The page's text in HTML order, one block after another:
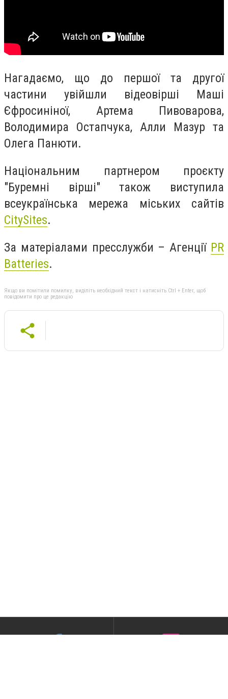
Нагадаємо, що до першої та другої
частини увійшли відеовірші Маші
Єфросиніної, Артема Пивоварова,
Володимира Остапчука, Алли Мазур та
Олега Панюти.
Національним партнером проєкту
"Буремні вірші" також виступила
всеукраїнська мережа міських сайтів
CitySites.
За матеріалами пресслужби – Агенції PR
Batteries.
Якщо ви помітили помилку, виділіть необхідний текст і натисніть Ctrl + Enter, щоб
повідомити про це редакцію